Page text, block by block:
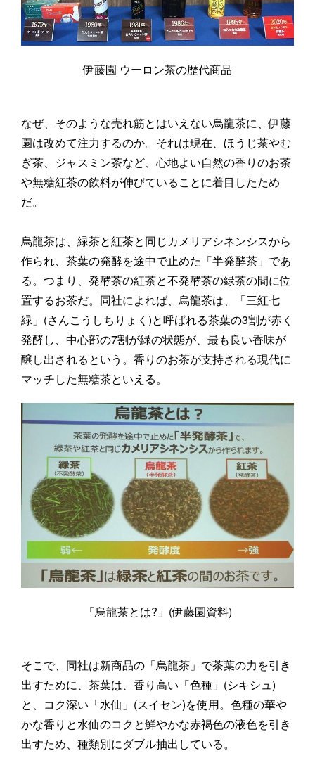
伊藤園 ウーロン茶の歴代商品
なぜ、そのような売れ筋とはいえない烏龍茶に、伊藤
園は改めて注力するのか。それは現在、ほうじ茶やむ
ぎ茶、ジャスミン茶など、心地よい自然の香りのお茶
や無糖紅茶の飲料が伸びていることに着目したため
だ。
烏龍茶は、緑茶と紅茶と同じカメリアシネンシスから
作られ、茶葉の発酵を途中で止めた「半発酵茶」であ
る。つまり、発酵茶の紅茶と不発酵茶の緑茶の間に位
置するお茶だ。同社によれば、烏龍茶は、「三紅七
緑」(さんこうしちりょく)と呼ばれる茶葉の3割が赤く
発酵し、中心部の7割が緑の状態が、最も良い香味が
醸し出されるという。香りのお茶が支持される現代に
マッチした無糖茶といえる。
「烏龍茶とは?」(伊藤園資料)
そこで、同社は新商品の「烏龍茶」で茶葉の力を引き
出すために、茶葉は、香り高い「色種」(シキシュ)
と、コク深い「水仙」(スイセン)を使用。色種の華や
かな香りと水仙のコクと鮮やかな赤褐色の液色を引き
出すため、種類別にダブル抽出している。